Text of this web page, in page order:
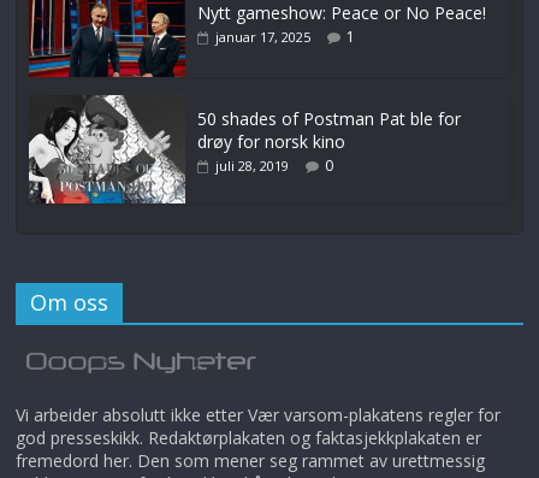
Nytt gameshow: Peace or No Peace!
januar 17, 2025 1
50 shades of Postman Pat ble for
drøy for norsk kino
juli 28, 2019 0
Om oss
Vi arbeider absolutt ikke etter Vær varsom-plakatens regler for
god presseskikk. Redaktørplakaten og faktasjekkplakaten er
fremedord her. Den som mener seg rammet av urettmessig